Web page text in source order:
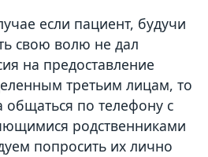
если пациент, будучи
свою волю не дал
на предоставление
третьим лицам, то
по телефону с
родственниками
попросить их лично